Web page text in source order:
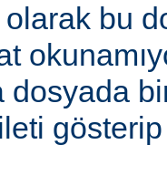
olarak bu
dosyada